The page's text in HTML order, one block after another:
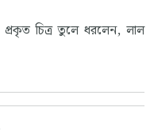
চিত্র তুলে ধরলেন, লাল